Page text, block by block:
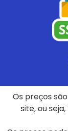
Os preços
site, ou